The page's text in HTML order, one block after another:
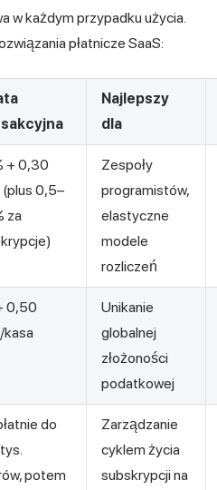
w każdym przypadku użycia.
płatnicze SaaS:
Najlepszy
dla
+ 0,30
(plus 0,5–
za
Zespoły
programistów,
elastyczne
modele
rozliczeń
0,50
kasa
Unikanie
globalnej
złożoności
podatkowej
do
potem
Zarządzanie
cyklem życia
subskrypcji na